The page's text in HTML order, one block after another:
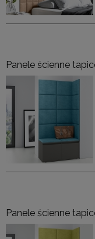
Panele ścienne
Panele ścienne